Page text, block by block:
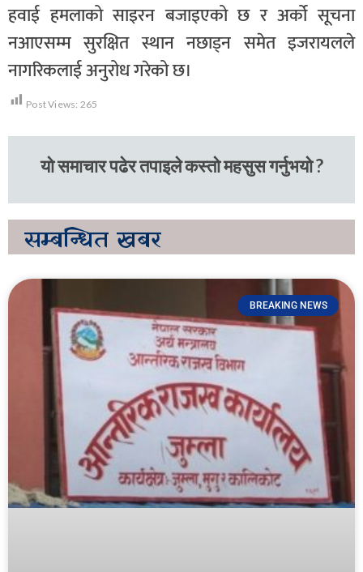
हवाई हमलाको साइरन बजाइएको छ र अर्को सूचना
नआएसम्म सुरक्षित स्थान नछाड्न समेत इजरायलले
नागरिकलाई अनुरोध गरेको छ।
Post Views: 265
यो समाचार पढेर तपाइले कस्तो महसुस गर्नुभयो ?
सम्बन्धित खबर
BREAKING NEWS